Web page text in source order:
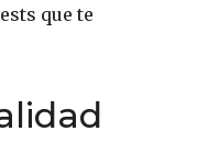
que te